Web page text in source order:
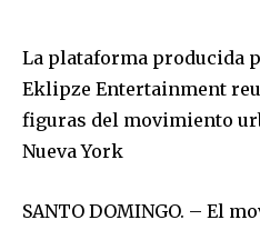
La plataforma producida
Eklipze Entertainment
figuras del movimiento
Nueva York
SANTO DOMINGO. – El